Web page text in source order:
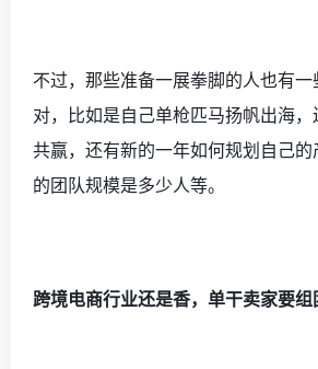
不过，那些准备一展拳脚的人也有
对，比如是自己单枪匹马扬帆出海
共赢，还有新的一年如何规划自己的
的团队规模是多少人等。
跨境电商行业还是香，单干卖家要组